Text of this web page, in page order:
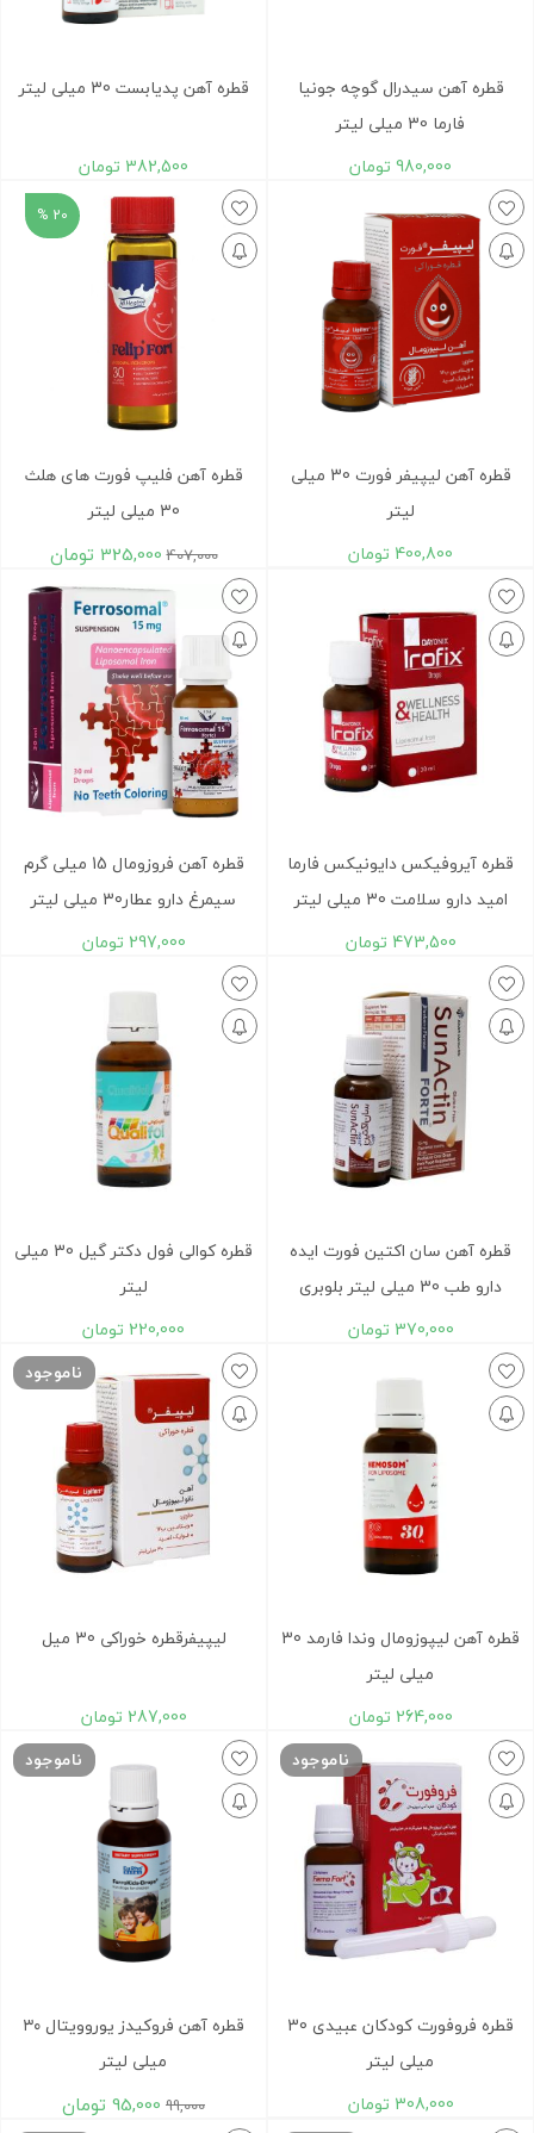
قطره آهن سیدرال گوچه جونیا
فارما 30 میلی لیتر
980,000 تومان
قطره آهن پدیابست 30 میلی لیتر
382,500 تومان
قطره آهن لیپیفر فورت 30 میلی
لیتر
400,800 تومان
20 %
قطره آهن فلیپ فورت های هلث
30 میلی لیتر
407,000
325,000 تومان
قطره آیروفیکس دایونیکس فارما
امید دارو سلامت 30 میلی لیتر
473,500 تومان
قطره آهن فروزومال 15 میلی گرم
سیمرغ دارو عطار30 میلی لیتر
297,000 تومان
قطره آهن سان اکتین فورت ایده
دارو طب 30 میلی لیتر بلوبری
370,000 تومان
قطره کوالی فول دکتر گیل 30 میلی
لیتر
220,000 تومان
قطره آهن لیپوزومال وندا فارمد 30
میلی لیتر
264,000 تومان
ناموجود
لیپیفرقطره خوراکی 30 میل
287,000 تومان
ناموجود
قطره فروفورت کودکان عبیدی 30
میلی لیتر
308,000 تومان
ناموجود
قطره آهن فروکیدز یوروویتال ۳۰
میلی لیتر
99,000
95,000 تومان